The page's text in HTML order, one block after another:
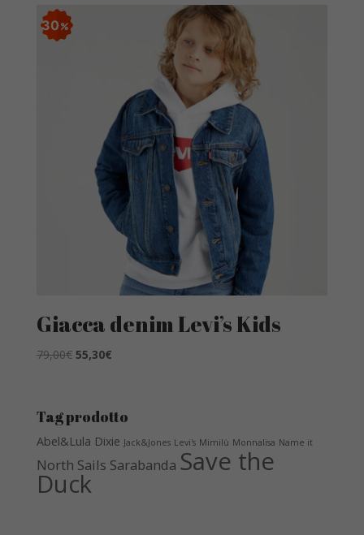
30
Giacca denim Levi’s Kids
79,00€ Il
55,30€Il
è:
Tag prodotto
Abel&Lula Dixie Jack&Jones Levi's Mimilù Monnalisa Name it
North Sails Sarabanda Save the
Duck